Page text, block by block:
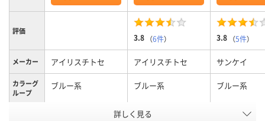
評価
3.8 （6件） 3.8 （5件）
メーカー アイリスチトセ アイリスチトセ サンケイ
カラーグ
ループ
ブルー系 ブルー系 ブルー系
キャスター無し キャスター
詳しく見る